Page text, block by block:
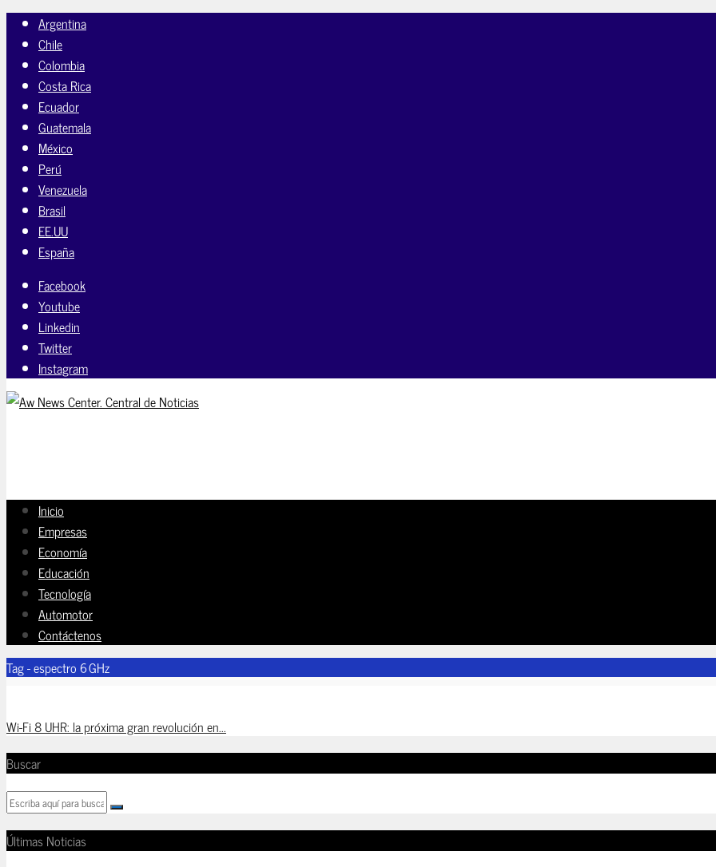
Argentina
Chile
Colombia
Costa Rica
Ecuador
Guatemala
México
Perú
Venezuela
Brasil
EE.UU
España
Facebook
Youtube
Linkedin
Twitter
Instagram
Inicio
Empresas
Economía
Educación
Tecnología
Automotor
Contáctenos
Tag - espectro 6 GHz
Wi-Fi 8 UHR: la próxima gran revolución en...
Buscar
Últimas Noticias